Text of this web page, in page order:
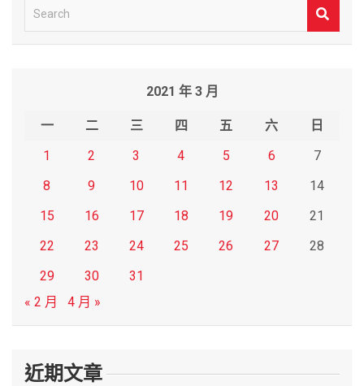
e
2021 年 3 月
一 二 三 四 五 六
日
1
2 3 4 5 6
7
8
9 10 11 12 13
14
15
16 17 18 19 20
21
22
23 24 25 26 27
28
29
30
31
« 2 月
4 月 »
近期文章